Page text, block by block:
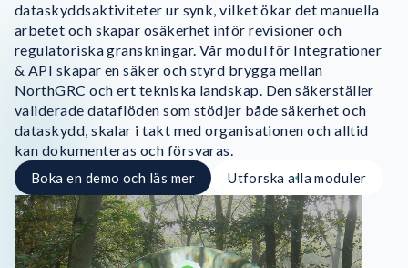
dataskyddsaktiviteter ur synk, vilket ökar det manuella
arbetet och skapar osäkerhet inför revisioner och
regulatoriska granskningar. Vår modul för Integrationer
& API skapar en säker och styrd brygga mellan
NorthGRC och ert tekniska landskap. Den säkerställer
validerade dataflöden som stödjer både säkerhet och
dataskydd, skalar i takt med organisationen och alltid
kan dokumenteras och försvaras.
Boka en demo och läs mer Utforska alla moduler